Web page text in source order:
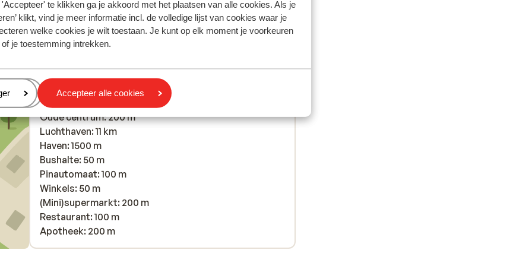
'Accepteer' te klikken ga je akkoord met het plaatsen van alle cookies. Als je
klikt, vind je meer informatie incl. de volledige lijst van cookies waar je
welke cookies je wilt toestaan. Je kunt op elk moment je voorkeuren
je toestemming intrekken.
Accepteer alle cookies
In de buurt
Strand: 1200 m
In het centrum
Oude centrum: 200 m
Luchthaven: 11 km
Haven: 1500 m
Bushalte: 50 m
Pinautomaat: 100 m
Winkels: 50 m
(Mini)supermarkt: 200 m
Restaurant: 100 m
Apotheek: 200 m